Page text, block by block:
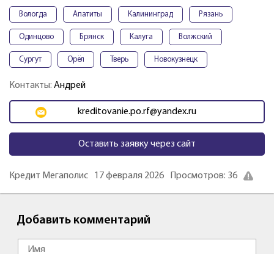
Вологда Апатиты Калининград Рязань
Одинцово Брянск Калуга Волжский
Сургут Орёл Тверь Новокузнецк
Контакты: Андрей
kreditovanie.po.rf@yandex.ru
Оставить заявку через сайт
Кредит Мегаполис 17 февраля 2026 Просмотров: 36
Добавить комментарий